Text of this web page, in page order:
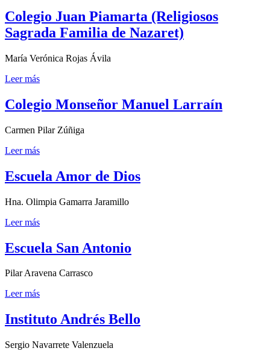
Colegio Juan Piamarta (Religiosos
Sagrada Familia de Nazaret)
María Verónica Rojas Ávila
Leer más
Colegio Monseñor Manuel Larraín
Carmen Pilar Zúñiga
Leer más
Escuela Amor de Dios
Hna. Olimpia Gamarra Jaramillo
Leer más
Escuela San Antonio
Pilar Aravena Carrasco
Leer más
Instituto Andrés Bello
Sergio Navarrete Valenzuela